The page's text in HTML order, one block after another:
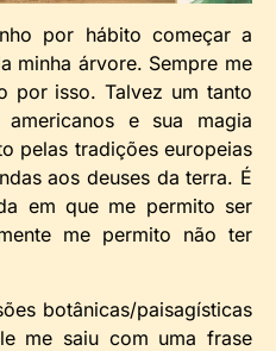
por hábito começar a
minha árvore. Sempre me
por isso. Talvez um tanto
e sua magia
pelas tradições europeias
aos deuses da terra. É
em que me permito ser
me permito não ter
botânicas/paisagísticas
me saiu com uma frase